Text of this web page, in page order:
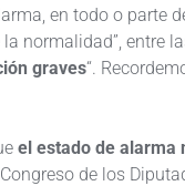
en todo o parte
normalidad”, entre
graves“.
el estado de alarma
de los